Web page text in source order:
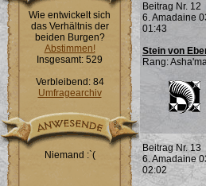
Wie entwickelt sich
das Verhältnis der
beiden Burgen?
Abstimmen!
Insgesamt: 529
Verbleibend: 84
Umfragearchiv
Niemand :`(
Beitrag Nr. 12
6. Amadaine
01:43
Stein von
Rang:
Beitrag Nr. 13
6. Amadaine
02:02